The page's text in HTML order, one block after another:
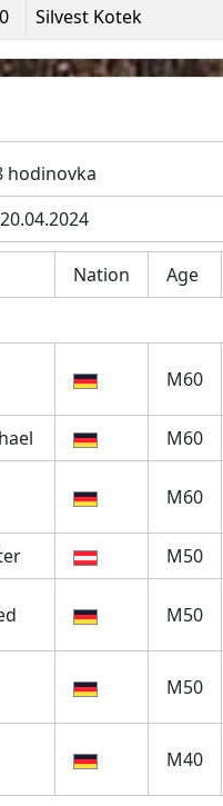
Silvest Kotek
hodinovka
Nation Age
M60
M60
M60
M50
M50
M50
M40